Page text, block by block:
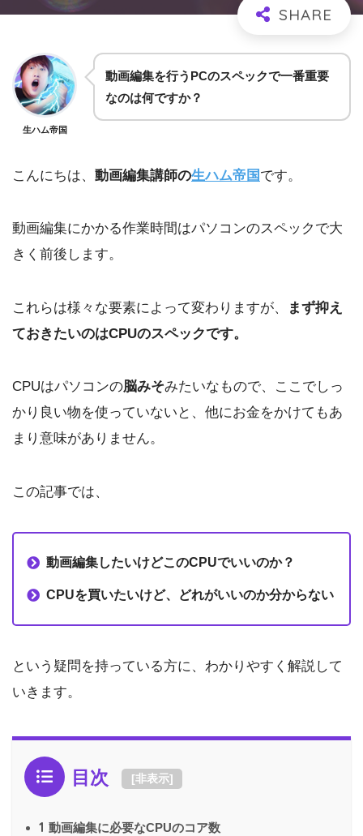
生ハム帝国
動画編集を行うPCのスペックで一番重要
なのは何ですか？
こんにちは、 動画編集講師の生ハム帝国 です。
動画編集にかかる作業時間はパソコンのスペックで大
きく前後します。
これらは様々な要素によって変わりますが、
まず抑え
ておきたいのはCPUのスペックです。
CPUはパソコンの脳みそみたいなもので、ここでしっ
かり良い物を使っていないと、他にお金をかけてもあ
まり意味がありません。
この記事では、
動画編集したいけどこのCPUでいいのか？
CPUを買いたいけど、どれがいいのか分からない
という疑問を持っている方に、わかりやすく解説して
いきます。
目次 [非表示]
1 動画編集に必要なCPUのコア数